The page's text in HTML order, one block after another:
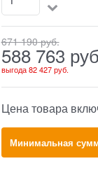
671 190 руб.
588 763
выгода82 427 руб.
Цена товара
Минимальная